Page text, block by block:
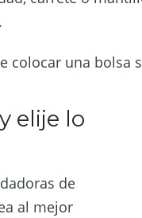
colocar una bolsa
elije lo
de
al mejor